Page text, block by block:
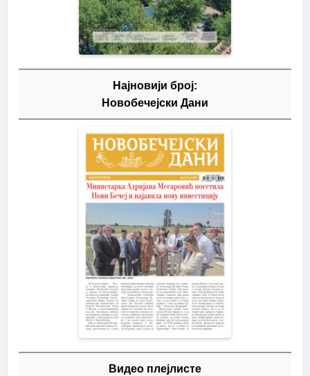
Најновији број:
Новобечејски Дани
Видео плејлисте